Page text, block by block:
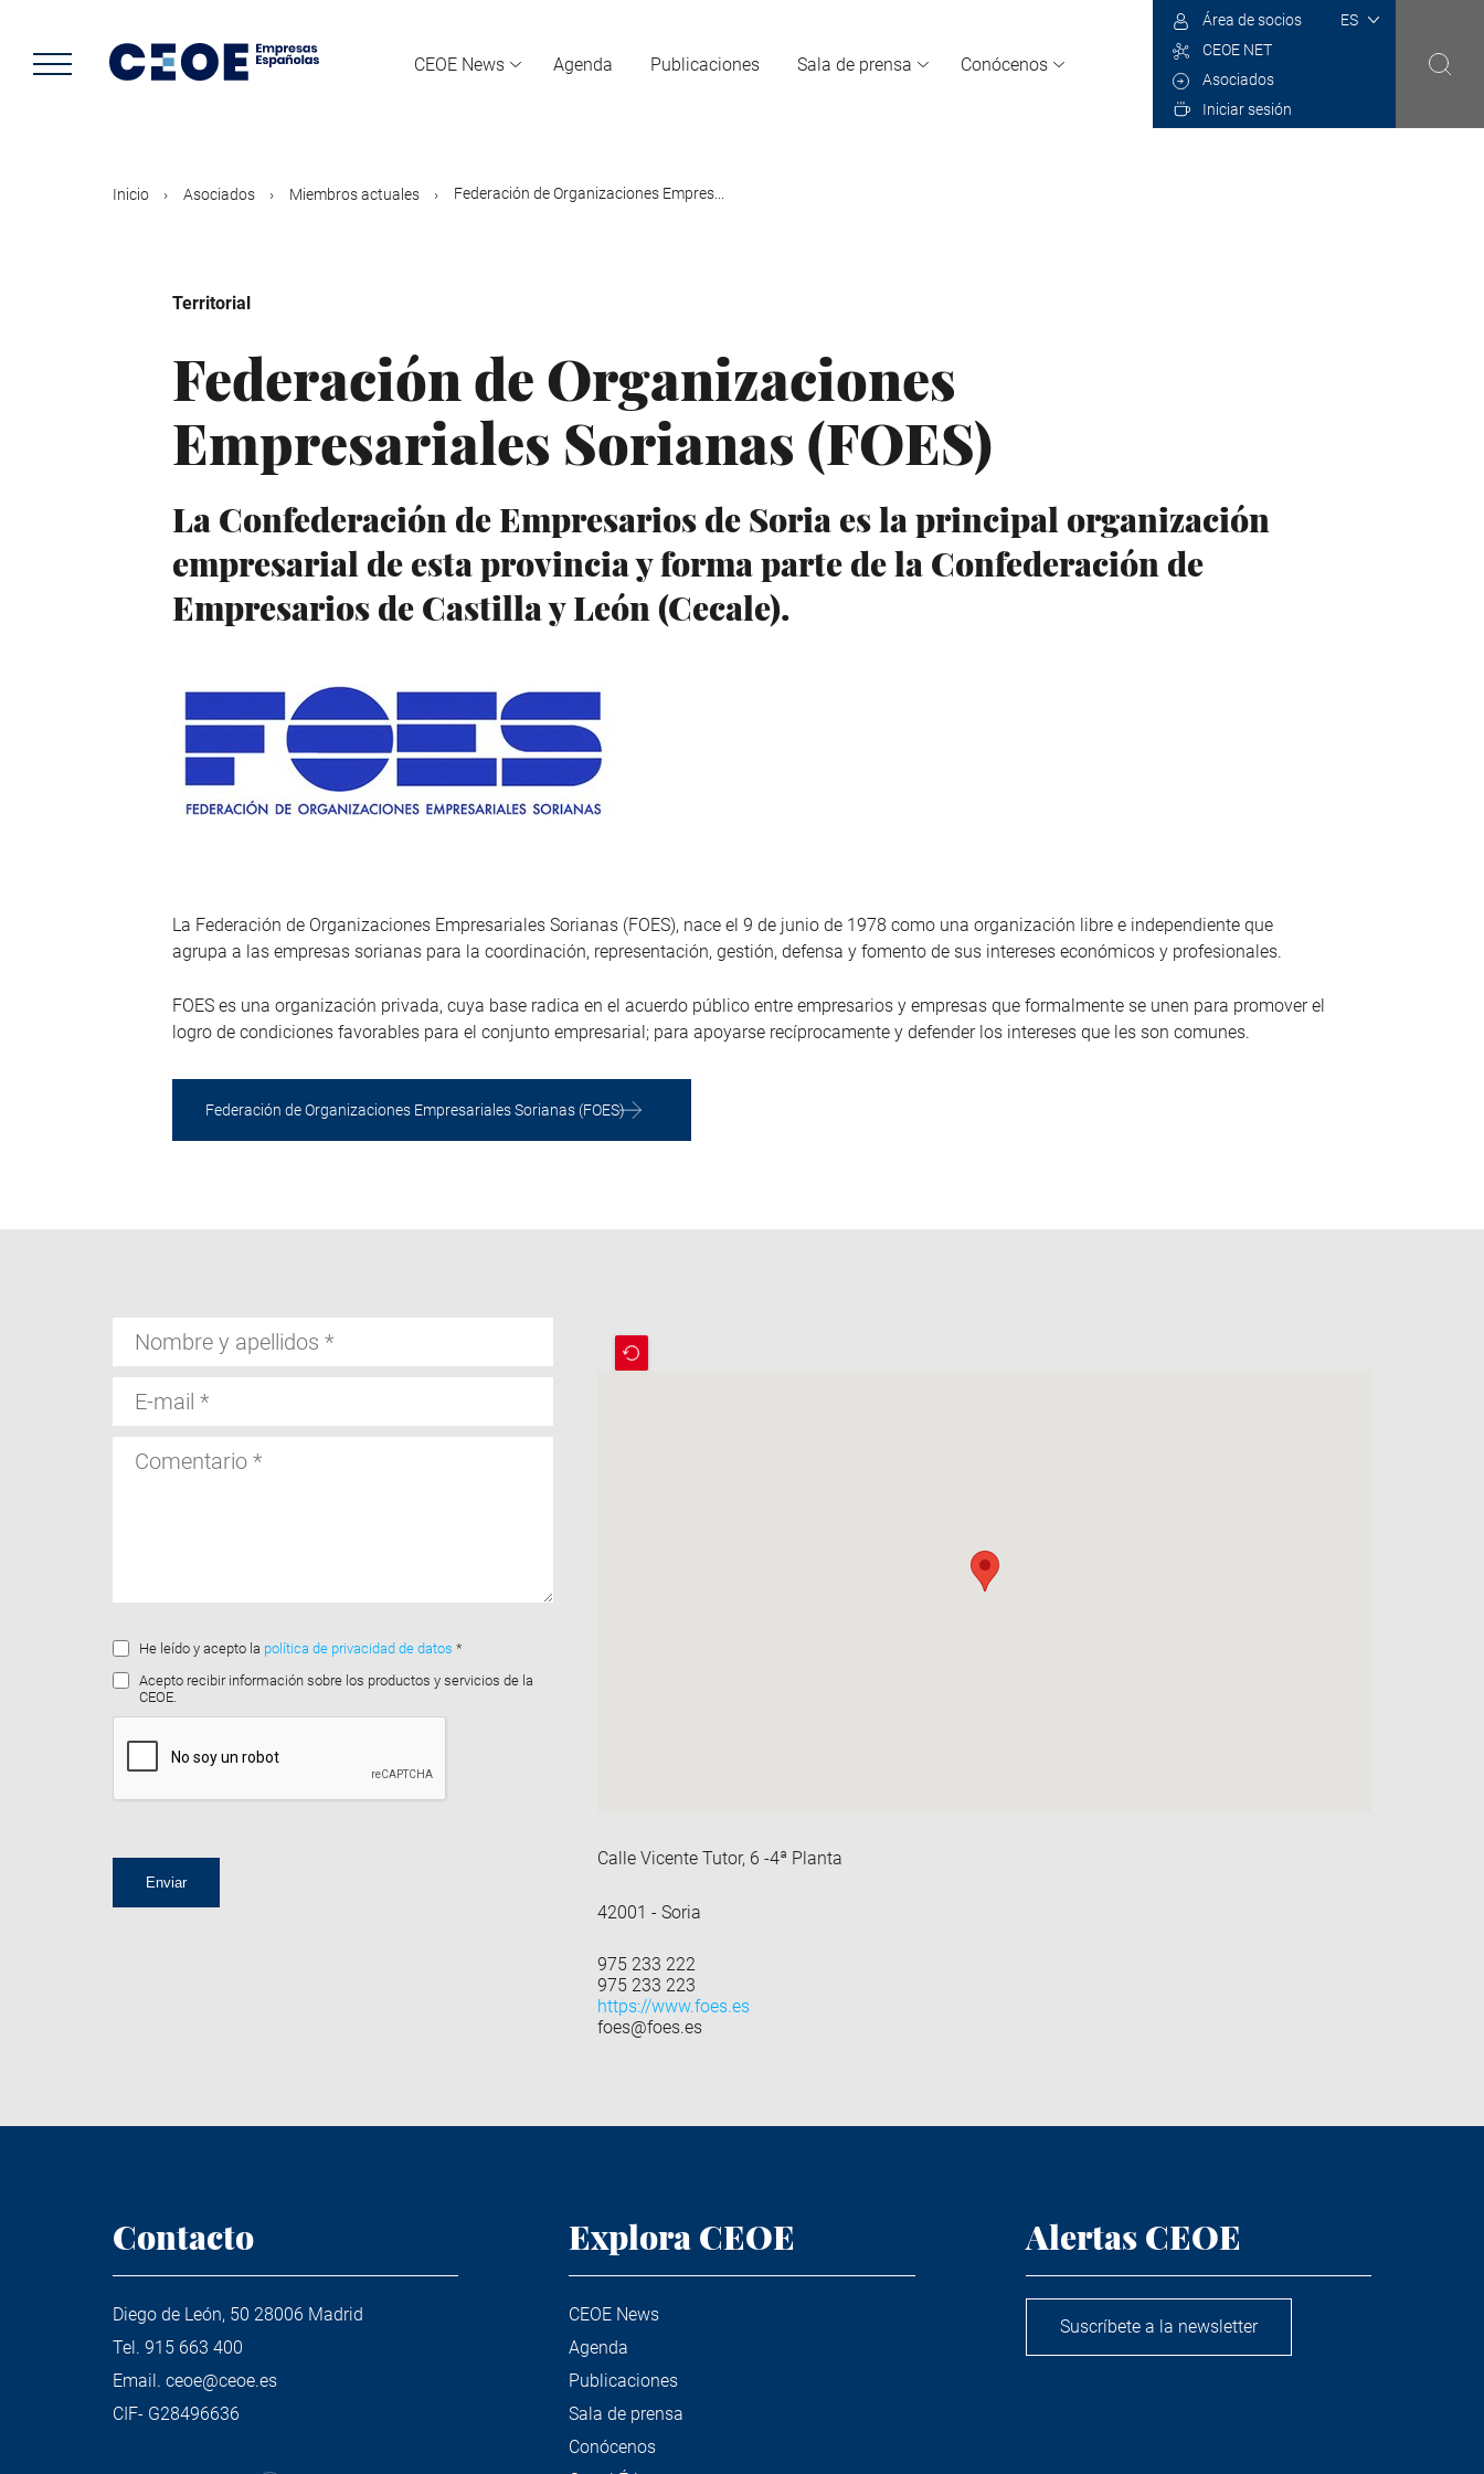
contenido
principal
CEOE News Agenda Publicaciones Sala de prensa Conócenos
Select
Área de socios
CEOE NET
Asociados
Iniciar sesión
Inicio Asociados Miembros actuales Federación de Organizaciones Empres...
Territorial
Federación de Organizaciones
Empresariales Sorianas (FOES)
La Confederación de Empresarios de Soria es la principal organización
empresarial de esta provincia y forma parte de la Confederación de
Empresarios de Castilla y León (Cecale).
La Federación de Organizaciones Empresariales Sorianas (FOES), nace el 9 de junio de 1978 como una organización libre e independiente que
agrupa a las empresas sorianas para la coordinación, representación, gestión, defensa y fomento de sus intereses económicos y profesionales.
FOES es una organización privada, cuya base radica en el acuerdo público entre empresarios y empresas que formalmente se unen para promover el
logro de condiciones favorables para el conjunto empresarial; para apoyarse recíprocamente y defender los intereses que les son comunes.
Federación de Organizaciones Empresariales Sorianas (FOES)
apellidos
mail
He leído y acepto la política de privacidad de datos *
Acepto recibir información sobre los productos y servicios de la
CEOE.
Calle Vicente Tutor, 6 -4ª Planta
42001 - Soria
975 233 222
975 233 223
https://www.foes.es
foes@foes.es
Contacto
Diego de León, 50 28006 Madrid
Tel. 915 663 400
Email. ceoe@ceoe.es
CIF- G28496636
Explora CEOE
CEOE News
Agenda
Publicaciones
Sala de prensa
Conócenos
Alertas CEOE
Suscríbete a la newsletter